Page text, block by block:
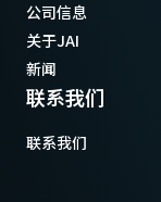
公司信息
关于JAI
新闻
联系我们
联系我们